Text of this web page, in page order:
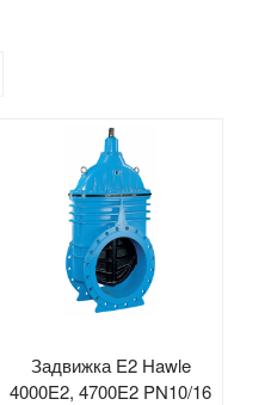
Задвижка E2 Hawle
4000E2, 4700E2 PN10/16